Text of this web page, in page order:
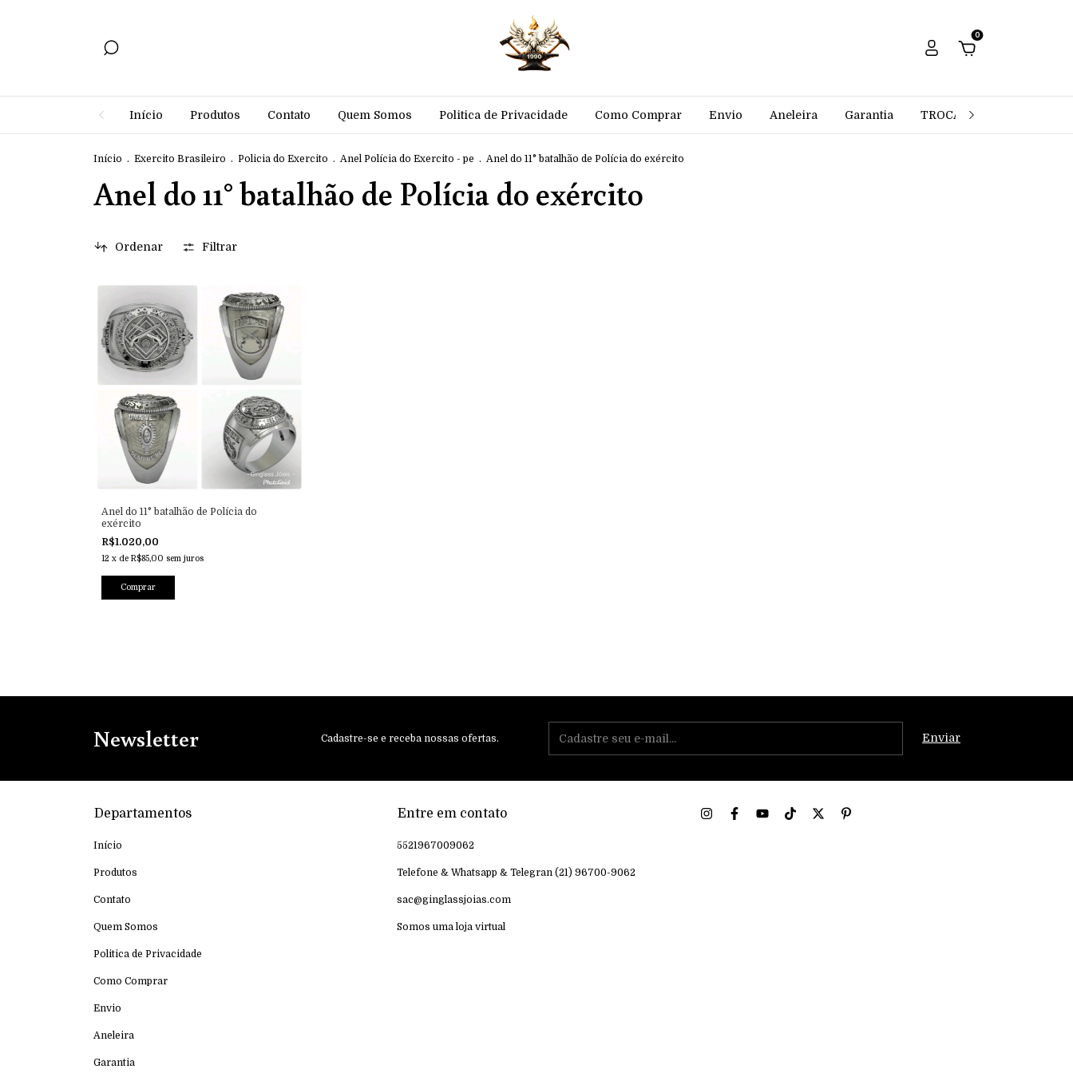
0
Início Produtos Contato Quem Somos Politica de Privacidade Como Comprar Envio Aneleira Garantia TROCAS E DEVOLUÇÕES
Início . Exercito Brasileiro . Policia do Exercito . Anel Polícia do Exercito - pe . Anel do 11° batalhão de Polícia do exército
Anel do 11° batalhão de Polícia do exército
Ordenar Filtrar
Anel do 11° batalhão de Polícia do
exército
R$1.020,00
12 x de R$85,00 sem juros
Comprar
Newsletter Cadastre-se e receba nossas ofertas.
Departamentos
Início
Produtos
Contato
Quem Somos
Politica de Privacidade
Como Comprar
Envio
Aneleira
Garantia
Entre em contato
5521967009062
Telefone & Whatsapp & Telegran (21) 96700-9062
sac@ginglassjoias.com
Somos uma loja virtual